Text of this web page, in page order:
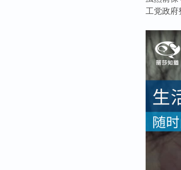
工党政府